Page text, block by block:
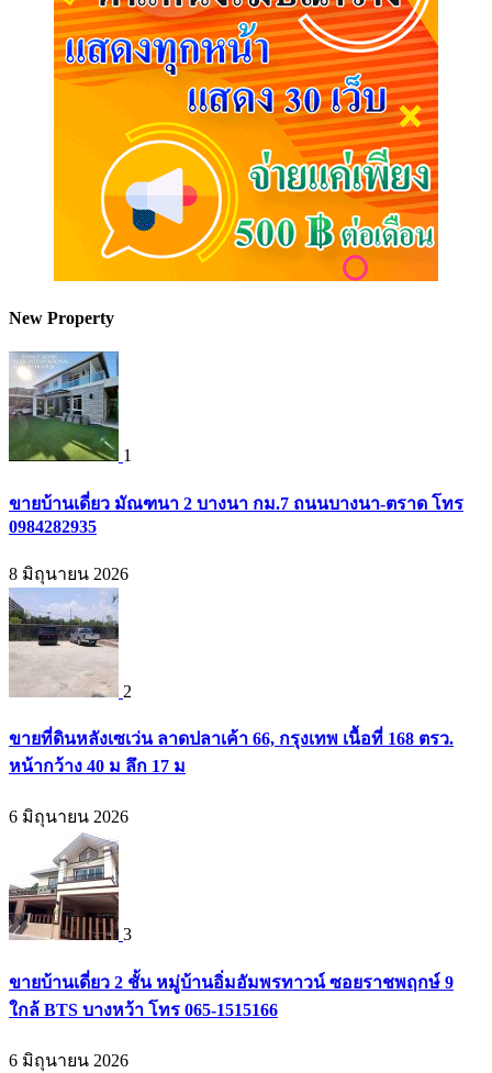
New Property
1
ขายบ้านเดี่ยว มัณฑนา 2 บางนา กม.7 ถนนบางนา-ตราด โทร
0984282935
8 มิถุนายน 2026
2
ขายที่ดินหลังเซเว่น ลาดปลาเค้า 66, กรุงเทพ เนื้อที่ 168 ตรว.
หน้ากว้าง 40 ม ลึก 17 ม
6 มิถุนายน 2026
3
ขายบ้านเดี่ยว 2 ชั้น หมู่บ้านอิ่มอัมพรทาวน์ ซอยราชพฤกษ์ 9
ใกล้ BTS บางหว้า โทร 065-1515166
6 มิถุนายน 2026